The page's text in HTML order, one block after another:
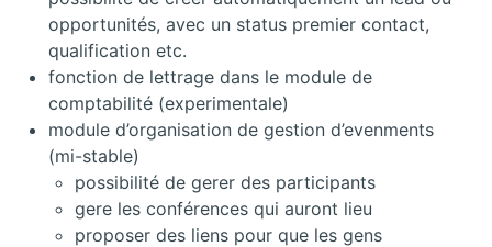
opportunités, avec un status premier contact,
qualification etc.
fonction de lettrage dans le module de
comptabilité (experimentale)
module d’organisation de gestion d’evenments
(mi-stable)
possibilité de gerer des participants
gere les conférences qui auront lieu
proposer des liens pour que les gens